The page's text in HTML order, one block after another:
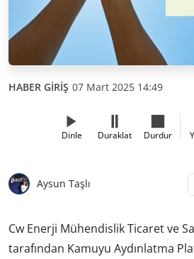
HABER GİRİŞ 07 Mart 2025 14:49
Dinle Duraklat Durdur
Aysun Taşlı
Cw Enerji Mühendislik Ticaret ve
tarafından Kamuyu Aydınlatma